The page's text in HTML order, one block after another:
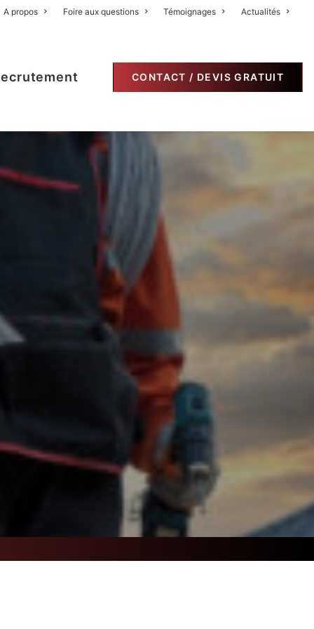
A propos Foire aux questions Témoignages Actualités
CONTACT / DEVIS GRATUIT